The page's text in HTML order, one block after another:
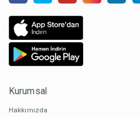
Kurumsal
Hakkımızda